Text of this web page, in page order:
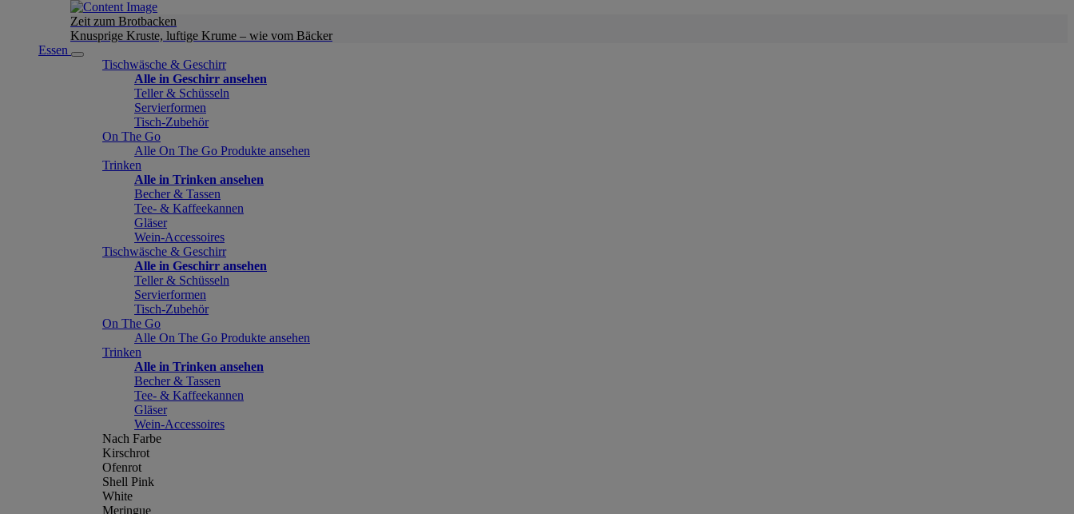
Zeit zum Brotbacken
Knusprige Kruste, luftige Krume – wie vom Bäcker
Essen
Tischwäsche & Geschirr
Alle in Geschirr ansehen
Teller & Schüsseln
Servierformen
Tisch-Zubehör
On The Go
Alle On The Go Produkte ansehen
Trinken
Alle in Trinken ansehen
Becher & Tassen
Tee- & Kaffeekannen
Gläser
Wein-Accessoires
Tischwäsche & Geschirr
Alle in Geschirr ansehen
Teller & Schüsseln
Servierformen
Tisch-Zubehör
On The Go
Alle On The Go Produkte ansehen
Trinken
Alle in Trinken ansehen
Becher & Tassen
Tee- & Kaffeekannen
Gläser
Wein-Accessoires
Nach Farbe
Kirschrot
Ofenrot
Shell Pink
White
Meringue